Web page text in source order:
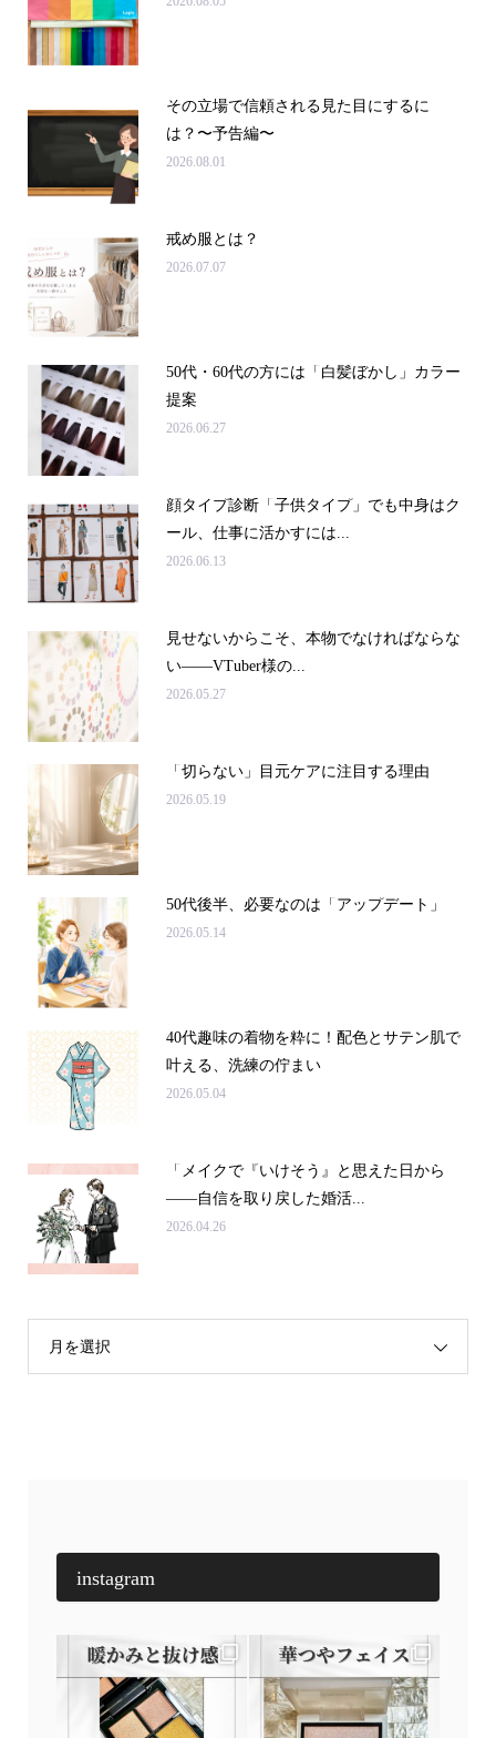
その立場で信頼される見た目にするに
は？〜予告編〜
2026.08.01
戒め服とは？
2026.07.07
50代・60代の方には「白髪ぼかし」カラー
提案
2026.06.27
顔タイプ診断「子供タイプ」でも中身はク
ール、仕事に活かすには...
2026.06.13
見せないからこそ、本物でなければならな
い――VTuber様の...
2026.05.27
「切らない」目元ケアに注目する理由
2026.05.19
50代後半、必要なのは「アップデート」
2026.05.14
40代趣味の着物を粋に！配色とサテン肌で
叶える、洗練の佇まい
2026.05.04
「メイクで『いけそう』と思えた日から
——自信を取り戻した婚活...
2026.04.26
月を選択
instagram